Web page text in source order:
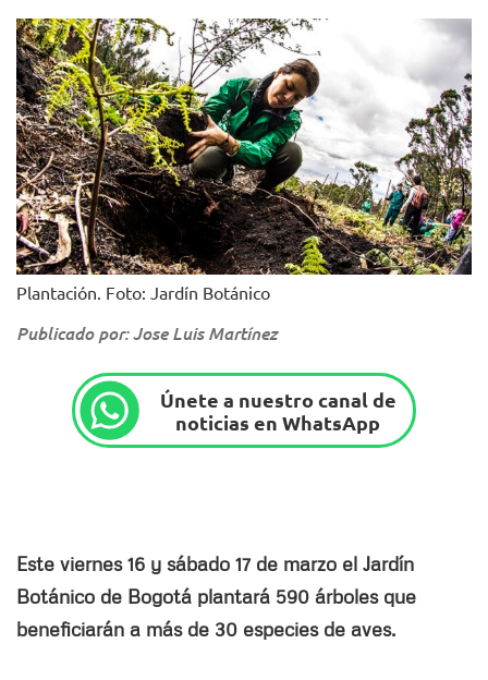
Plantación. Foto: Jardín Botánico
Publicado por: Jose Luis Martínez
Únete a nuestro canal de
noticias en WhatsApp
Este viernes 16 y sábado 17 de marzo el Jardín
Botánico de Bogotá plantará 590 árboles que
beneficiarán a más de 30 especies de aves.